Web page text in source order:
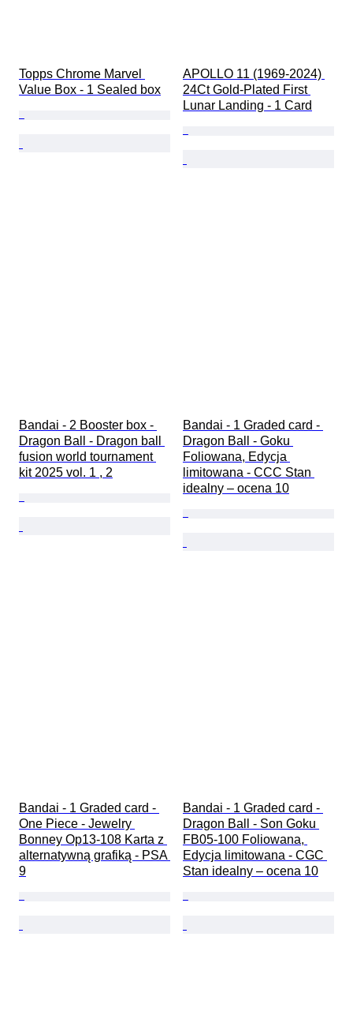
Topps Chrome Marvel
Value Box - 1 Sealed box
APOLLO 11 (1969-2024)
24Ct Gold-Plated First
Lunar Landing - 1 Card
Bandai - 2 Booster box -
Dragon Ball - Dragon ball
fusion world tournament
kit 2025 vol. 1 , 2
Bandai - 1 Graded card -
Dragon Ball - Goku
Foliowana, Edycja
limitowana - CCC Stan
idealny – ocena 10
Bandai - 1 Graded card -
One Piece - Jewelry
Bonney Op13-108 Karta z
alternatywną grafiką - PSA
9
Bandai - 1 Graded card -
Dragon Ball - Son Goku
FB05-100 Foliowana,
Edycja limitowana - CGC
Stan idealny – ocena 10